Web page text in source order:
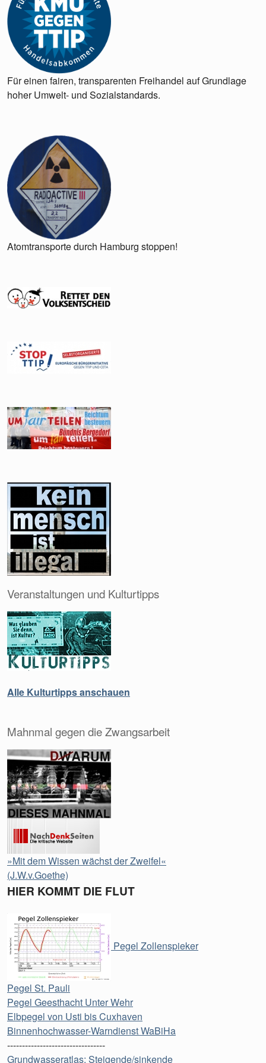
Für einen fairen, transparenten Freihandel auf Grundlage
hoher Umwelt- und Sozialstandards.
Atomtransporte durch Hamburg stoppen!
Veranstaltungen und Kulturtipps
Alle Kulturtipps anschauen
Mahnmal gegen die Zwangsarbeit
»Mit dem Wissen wächst der Zweifel«
(J.W.v.Goethe)
HIER KOMMT DIE FLUT
Pegel Zollenspieker
Pegel St. Pauli
Pegel Geesthacht Unter Wehr
Elbpegel von Usti bis Cuxhaven
Binnenhochwasser-Warndienst WaBiHa
---------------------------------
Grundwasseratlas: Steigende/sinkende